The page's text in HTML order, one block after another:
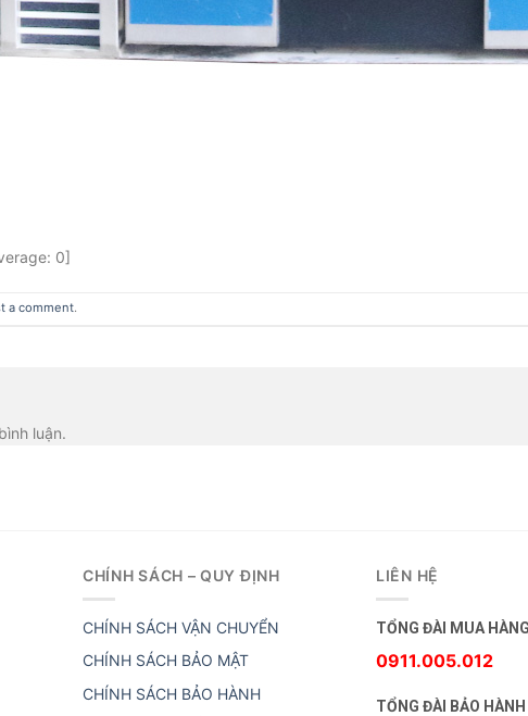
0]
a comment.
luận.
CHÍNH SÁCH – QUY ĐỊNH
CHÍNH SÁCH VẬN CHUYỂN
CHÍNH SÁCH BẢO MẬT
CHÍNH SÁCH BẢO HÀNH
LIÊN HỆ
TỔNG ĐÀI MUA HÀNG
0911.005.012
TỔNG ĐÀI BẢO HÀNH